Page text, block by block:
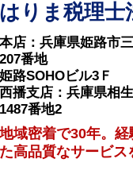
はりま税理士
本店：兵庫県姫路市
207番地
姫路SOHOビル3Ｆ
西播支店：兵庫県相
1487番地2
地域密着で30年。
た高品質なサービス